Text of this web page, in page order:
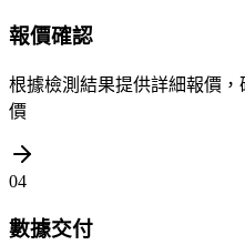
報價確認
根據檢測結果提供詳細報價
價
04
數據交付